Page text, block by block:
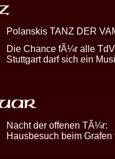
Polanskis TANZ DER
Die Chance fÃ¼r alle
Stuttgart darf sich ein
Nacht der offenen TÃ¼r:
Hausbesuch beim Grafen